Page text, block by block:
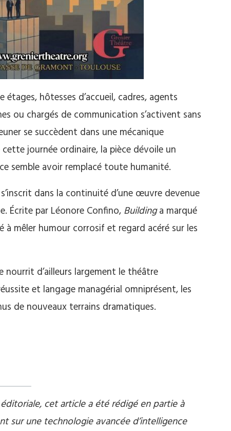
hôtesses d’accueil, cadres, agents
ou chargés de communication s’activent sans
se succèdent dans une mécanique
journée ordinaire, la pièce dévoile un
semble avoir remplacé toute humanité.
dans la continuité d’une œuvre devenue
Écrite par Léonore Confino, Buildinga marqué
à mêler humour corrosif et regard acéré sur les
nourrit d’ailleurs largement le théâtre
et langage managérial omniprésent, les
de nouveaux terrains dramatiques.
cet article a été rédigé en partie à
sur une technologie avancée d’intelligence